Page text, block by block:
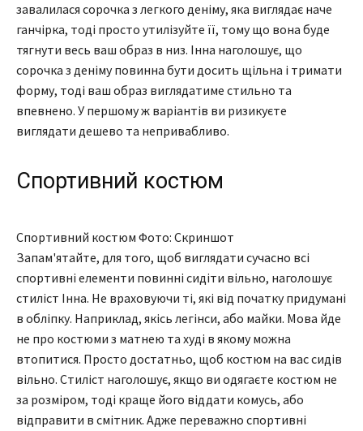
завалилася сорочка з легкого деніму, яка виглядає наче
ганчірка, тоді просто утилізуйте її, тому що вона буде
тягнути весь ваш образ в низ. Інна наголошує, що
сорочка з деніму повинна бути досить щільна і тримати
форму, тоді ваш образ виглядатиме стильно та
впевнено. У першому ж варіантів ви ризикуєте
виглядати дешево та непривабливо.
Спортивний костюм
Спортивний костюм Фото: Скриншот
Запам'ятайте, для того, щоб виглядати сучасно всі
спортивні елементи повинні сидіти вільно, наголошує
стиліст Інна. Не враховуючи ті, які від початку придумані
в обліпку. Наприклад, якісь легінси, або майки. Мова йде
не про костюми з матнею та худі в якому можна
втопитися. Просто достатньо, щоб костюм на вас сидів
вільно. Стиліст наголошує, якщо ви одягаєте костюм не
за розміром, тоді краще його віддати комусь, або
відправити в смітник. Адже переважно спортивні